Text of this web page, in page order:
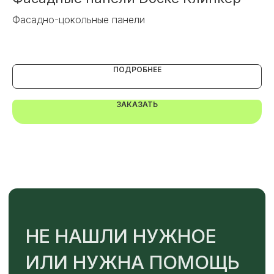
Фасадно-цокольные панели
ПОДРОБНЕЕ
ЗАКАЗАТЬ